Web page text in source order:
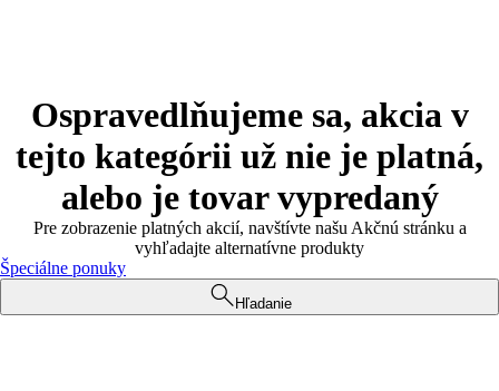
Ospravedlňujeme sa, akcia v
tejto kategórii už nie je platná,
alebo je tovar vypredaný
Pre zobrazenie platných akcií, navštívte našu Akčnú stránku a
vyhľadajte alternatívne produkty
Špeciálne ponuky
Hľadanie